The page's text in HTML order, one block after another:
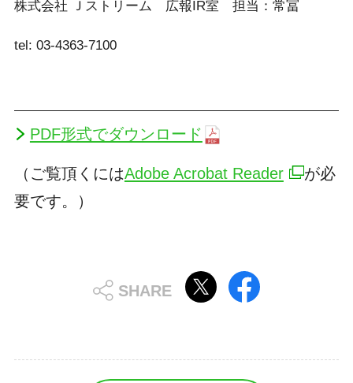
株式会社 Ｊストリーム 広報IR室 担当：常冨
tel: 03-4363-7100
PDF形式でダウンロード
（ご覧頂くにはAdobe Acrobat Reader
が必
要です。）